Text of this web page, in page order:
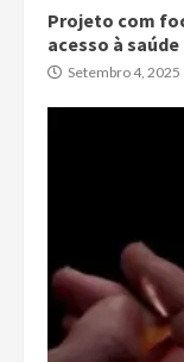
Projeto com
acesso à
Setembro 4, 2025